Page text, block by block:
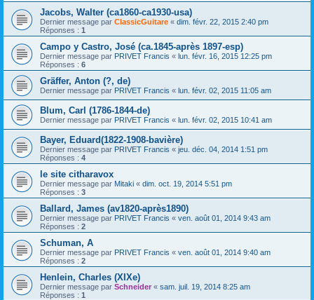
Jacobs, Walter (ca1860-ca1930-usa)
Dernier message par ClassicGuitare « dim. févr. 22, 2015 2:40 pm
Réponses : 1
Campo y Castro, José (ca.1845-après 1897-esp)
Dernier message par PRIVET Francis « lun. févr. 16, 2015 12:25 pm
Réponses : 6
Gräffer, Anton (?, de)
Dernier message par PRIVET Francis « lun. févr. 02, 2015 11:05 am
Blum, Carl (1786-1844-de)
Dernier message par PRIVET Francis « lun. févr. 02, 2015 10:41 am
Bayer, Eduard(1822-1908-bavière)
Dernier message par PRIVET Francis « jeu. déc. 04, 2014 1:51 pm
Réponses : 4
le site citharavox
Dernier message par Mitaki « dim. oct. 19, 2014 5:51 pm
Réponses : 3
Ballard, James (av1820-après1890)
Dernier message par PRIVET Francis « ven. août 01, 2014 9:43 am
Réponses : 2
Schuman, A
Dernier message par PRIVET Francis « ven. août 01, 2014 9:40 am
Réponses : 2
Henlein, Charles (XIXe)
Dernier message par Schneider « sam. juil. 19, 2014 8:25 am
Réponses : 1